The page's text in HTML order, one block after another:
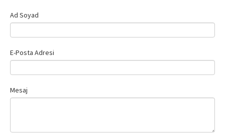
Ad Soyad
E-Posta Adresi
Mesaj